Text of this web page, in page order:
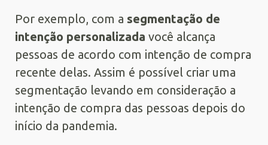
Por exemplo, com a segmentação de
intenção personalizada você alcança
pessoas de acordo com intenção de compra
recente delas. Assim é possível criar uma
segmentação levando em consideração a
intenção de compra das pessoas depois do
início da pandemia.